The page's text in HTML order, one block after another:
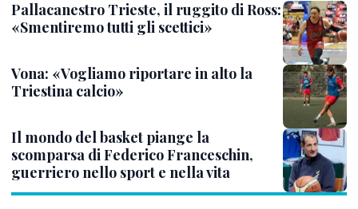
Pallacanestro Trieste, il ruggito di Ross:
«Smentiremo tutti gli scettici»
Vona: «Vogliamo riportare in alto la
Triestina calcio»
Il mondo del basket piange la
scomparsa di Federico Franceschin,
guerriero nello sport e nella vita